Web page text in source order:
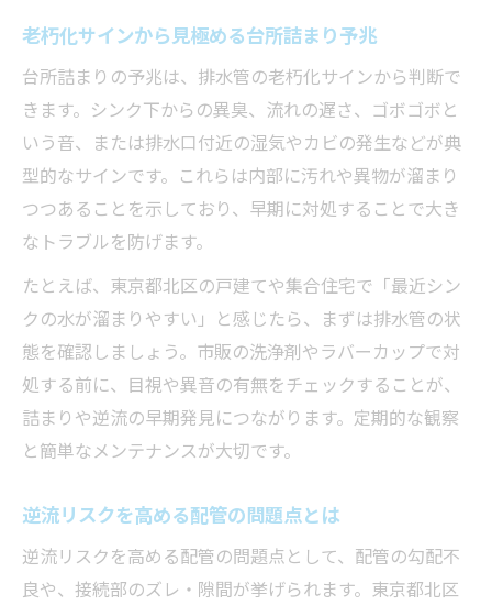
老朽化サインから見極める台所詰まり予兆
台所詰まりの予兆は、排水管の老朽化サインから判断で
きます。シンク下からの異臭、流れの遅さ、ゴボゴボと
いう音、または排水口付近の湿気やカビの発生などが典
型的なサインです。これらは内部に汚れや異物が溜まり
つつあることを示しており、早期に対処することで大き
なトラブルを防げます。
たとえば、東京都北区の戸建てや集合住宅で「最近シン
クの水が溜まりやすい」と感じたら、まずは排水管の状
態を確認しましょう。市販の洗浄剤やラバーカップで対
処する前に、目視や異音の有無をチェックすることが、
詰まりや逆流の早期発見につながります。定期的な観察
と簡単なメンテナンスが大切です。
逆流リスクを高める配管の問題点とは
逆流リスクを高める配管の問題点として、配管の勾配不
良や、接続部のズレ・隙間が挙げられます。東京都北区